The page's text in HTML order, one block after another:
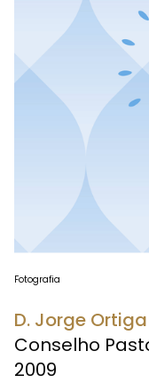
Fotografia
D. Jorge Ortiga
Conselho
2009